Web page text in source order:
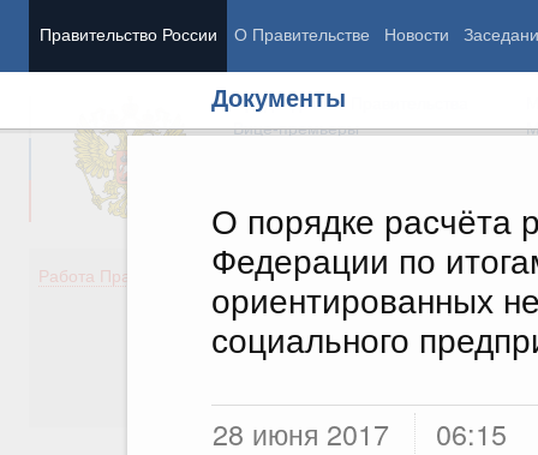
Правительство России О Правительстве Новости
Документы
О порядке расчёта
Федерации по
ориентированных
социального
28 июня 2017 06:15
Председатель Правительства
Вице-премьеры
Работа Правительства
Демография
Здоровье
Образование
Культура
Государство